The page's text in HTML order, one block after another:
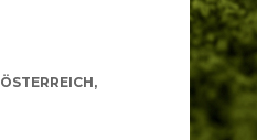
ÖSTERREICH,